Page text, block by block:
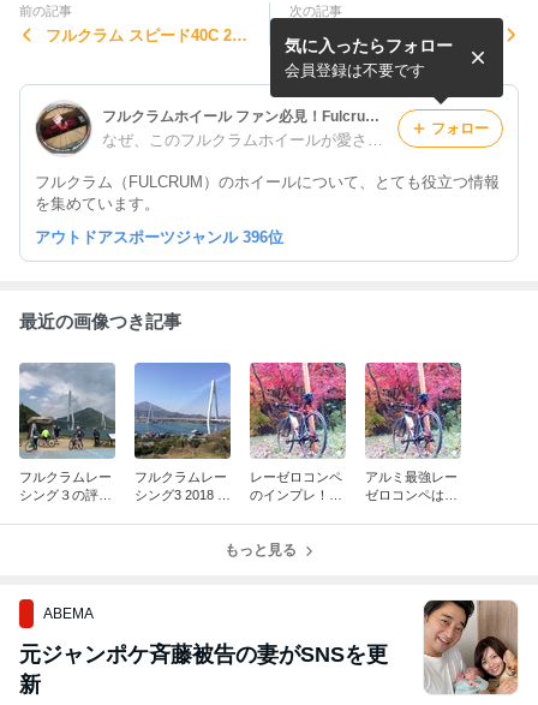
前の記事
フルクラム スピード40C 201
イント♪
次の記事
【フルクラム スピード55T D
B】気になるディスクブレー
キ対応ホイールの実力は予想
以上？
フルクラムホイール ファン必見！Fulcrumなるほど情報館♪
フルクラム（FULCRUM）のホイールについて、とても役立つ情報
を集めています。
気に入ったらフォロー
会員登録は不要です
フォロー
アウトドアスポーツジャンル 396位
最近の画像つき記事
フルクラムレー
シング３の評
フルクラムレー
シング3 2018 C
レーゼロコンペ
のインプレ！激
高ホイールの実
アルミ最強レー
ゼロコンペはど
もっと見る
ABEMA
元ジャンポケ斉藤被告の妻がSNSを更
新